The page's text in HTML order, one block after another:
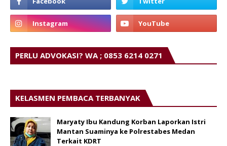
PERLU ADVOKASI? WA ; 0853 6214 0271
KELASMEN PEMBACA TERBANYAK
Maryaty Ibu Kandung Korban Laporkan Istri
Mantan Suaminya ke Polrestabes Medan
Terkait KDRT